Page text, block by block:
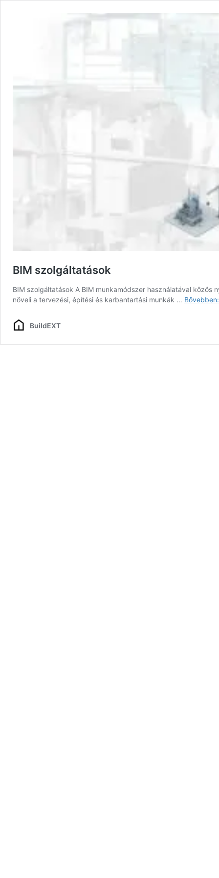
BIM szolgáltatások
BIM szolgáltatások A BIM munkamódszer használatával
növeli a tervezési, építési és karbantartási munkák … Bővebben:
BuildEXT